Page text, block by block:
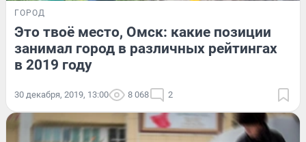
ГОРОД
Это твоё место, Омск: какие позиции
занимал город в различных рейтингах
в 2019 году
30 декабря, 2019, 13:00 8 068 2